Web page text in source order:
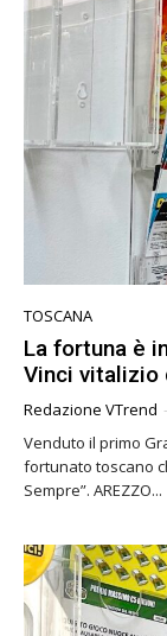
TOSCANA
La fortuna è
Vinci vitalizio
Redazione VTrend -
Venduto il primo
fortunato toscano
Sempre”. AREZZO...